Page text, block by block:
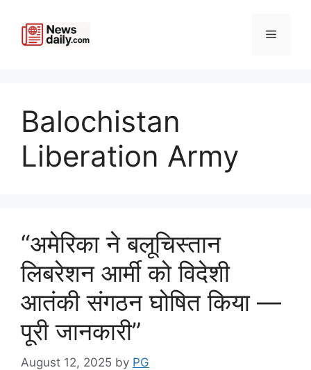
content
Menu
Balochistan
Liberation Army
“अमेरिका ने बलूचिस्तान
लिबरेशन आर्मी को विदेशी
आतंकी संगठन घोषित किया —
पूरी जानकारी”
August 12, 2025 by PG